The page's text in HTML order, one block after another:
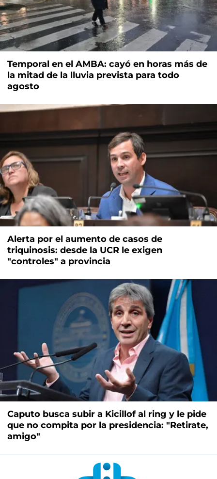
Temporal en el AMBA: cayó en horas más de
la mitad de la lluvia prevista para todo
agosto
Alerta por el aumento de casos de
triquinosis: desde la UCR le exigen
"controles" a provincia
Caputo busca subir a Kicillof al ring y le pide
que no compita por la presidencia: "Retirate,
amigo"